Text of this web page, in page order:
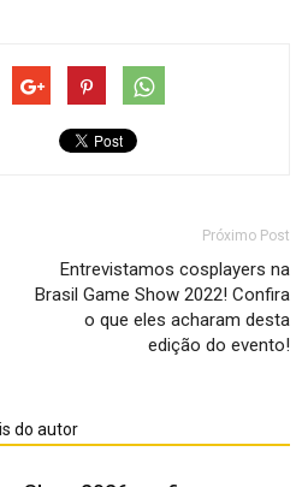
Próximo Post
Entrevistamos cosplayers na
Brasil Game Show 2022! Confira
o que eles acharam desta
edição do evento!
do autor